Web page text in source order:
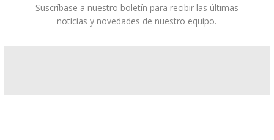
Suscríbase a nuestro boletín para recibir las últimas
noticias y novedades de nuestro equipo.